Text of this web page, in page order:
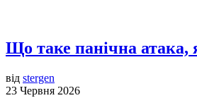
Що таке панічна атака,
від stergen
23 Червня 2026